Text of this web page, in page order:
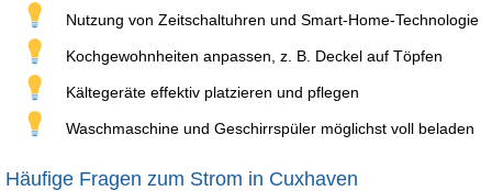
Nutzung von Zeitschaltuhren und Smart-Home-Technologie
Kochgewohnheiten anpassen, z. B. Deckel auf Töpfen
Kältegeräte effektiv platzieren und pflegen
Waschmaschine und Geschirrspüler möglichst voll beladen
Häufige Fragen zum Strom in Cuxhaven